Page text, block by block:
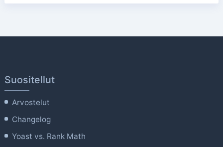
Suositellut
Arvostelut
Changelog
Yoast vs. Rank Math